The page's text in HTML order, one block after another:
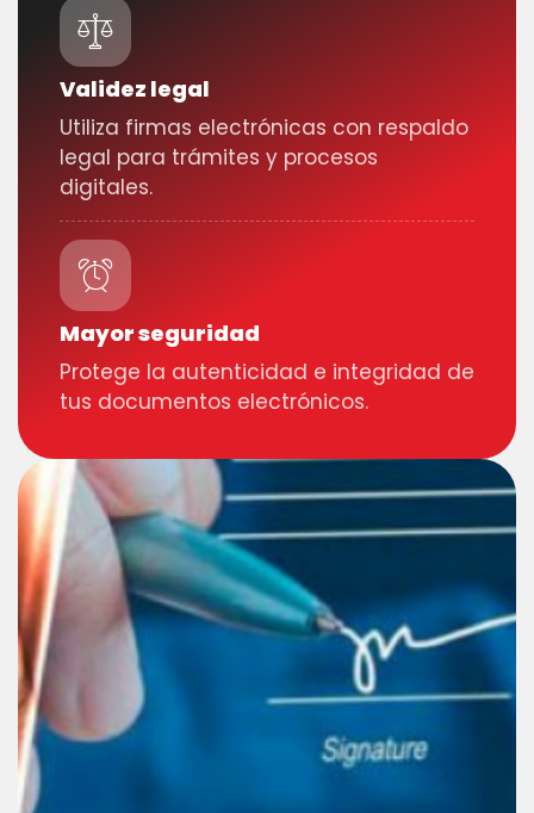
Validez legal
Utiliza firmas electrónicas con respaldo
legal para trámites y procesos
digitales.
Mayor seguridad
Protege la autenticidad e integridad de
tus documentos electrónicos.